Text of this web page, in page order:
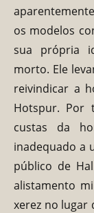
os modelos
sua própria
morto. Ele
reivindicar a
Hotspur. Por
custas da
inadequado a
público de
alistamento
xerez no lugar